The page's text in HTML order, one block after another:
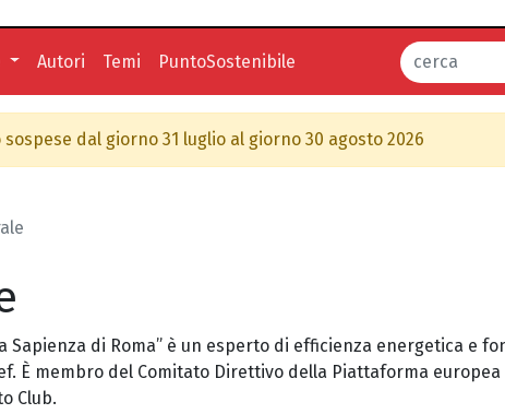
Autori Temi PuntoSostenibile
dal giorno 31 luglio al giorno 30 agosto 2026
Sapienza di Roma” è un esperto di efficienza energetica e
È membro del Comitato Direttivo della Piattaforma
Club.